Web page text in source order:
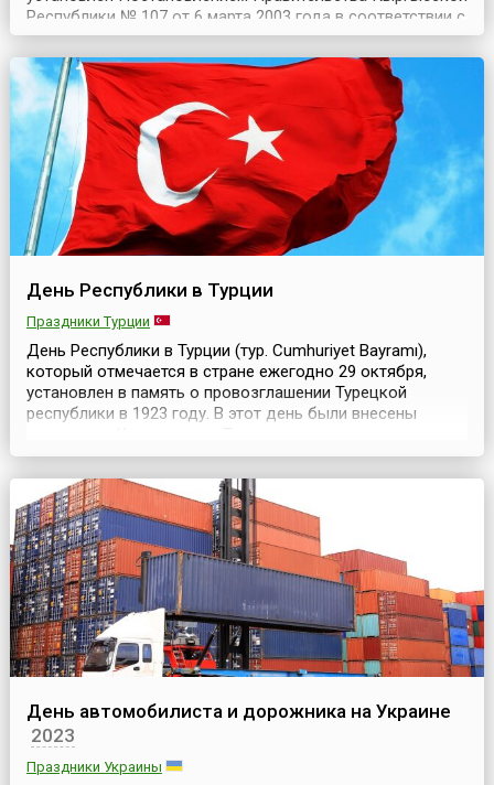
Республики № 107 от 6 марта 2003 года в соответствии с
Указом Президента Кыргызской Республики «Об
оказании государственной поддержки органам
местного самоуправления первичного уровня» от 15
января 2003 года. Официально реформа местного
самоуп...
День Республики в Турции
Праздники Турции
День Республики в Турции (тур. Cumhuriyet Bayramı),
который отмечается в стране ежегодно 29 октября,
установлен в память о провозглашении Турецкой
республики в 1923 году. В этот день были внесены
стал распад Османской империи, и Турция стала
республикой.День республики отмечается ежегодно на
территории всей Турции. Праздничные мероприятия
обыч...
День автомобилиста и дорожника на Украине
2023
Праздники Украины